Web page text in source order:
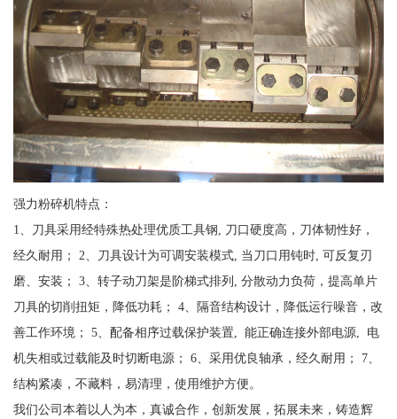
强力粉碎机特点：
1、刀具采用经特殊热处理优质工具钢, 刀口硬度高，刀体韧性好，
经久耐用； 2、刀具设计为可调安装模式, 当刀口用钝时, 可反复刃
磨、安装； 3、转子动刀架是阶梯式排列, 分散动力负荷，提高单片
刀具的切削扭矩，降低功耗； 4、隔音结构设计，降低运行噪音，改
善工作环境； 5、配备相序过载保护装置, 能正确连接外部电源, 电
机失相或过载能及时切断电源； 6、采用优良轴承，经久耐用； 7、
结构紧凑，不藏料，易清理，使用维护方便。
我们公司本着以人为本，真诚合作，创新发展，拓展未来，铸造辉